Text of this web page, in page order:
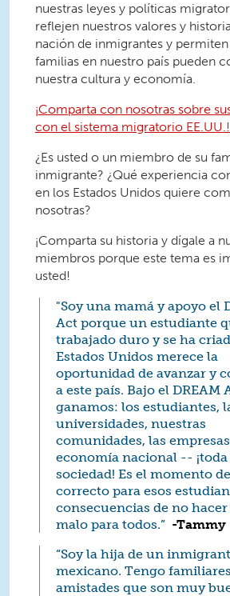
nuestras leyes y políticas
reflejen nuestros valores y
nación de inmigrantes y permiten
familias en nuestro país pueden
nuestra cultura y economía.
¡Comparta con nosotras sobre
con el sistema migratorio EE.UU.!
¿Es usted o un miembro de su
inmigrante? ¿Qué experiencia
en los Estados Unidos quiere
nosotras?
¡Comparta su historia y dígale a
miembros porque este tema es
usted!
"Soy una mamá y apoyo el
Act porque un estudiante
trabajado duro y se ha
Estados Unidos merece la
oportunidad de avanzar y
a este país. Bajo el DREAM
ganamos: los estudiantes,
universidades, nuestras
comunidades, las
economía nacional --
sociedad! Es el momento
correcto para esos
consecuencias de no hacer
malo para todos.” -Tammy
“Soy la hija de un
mexicano. Tengo
amistades que son muy